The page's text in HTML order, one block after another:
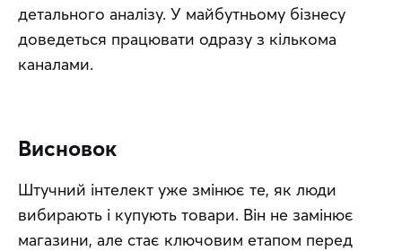
детального аналізу. У майбутньому бізнесу
доведеться працювати одразу з кількома
каналами.
Висновок
Штучний інтелект уже змінює те, як люди
вибирають і купують товари. Він не замінює
магазини, але стає ключовим етапом перед